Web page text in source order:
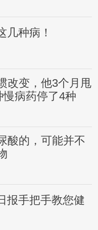
几种病！
改变，他3个月甩
慢病药停了4种
酸的，可能并不
报手把手教您健